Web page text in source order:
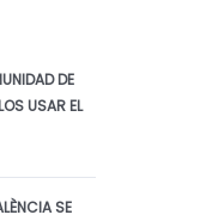
DE
USAR EL
SE